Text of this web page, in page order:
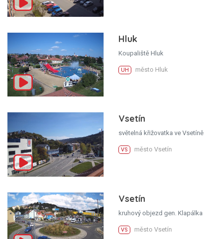
Hluk
Koupaliště Hluk
UH město Hluk
Vsetín
světelná křižovatka ve Vsetíně
VS město Vsetín
Vsetín
kruhový objezd gen. Klapálka
VS město Vsetín